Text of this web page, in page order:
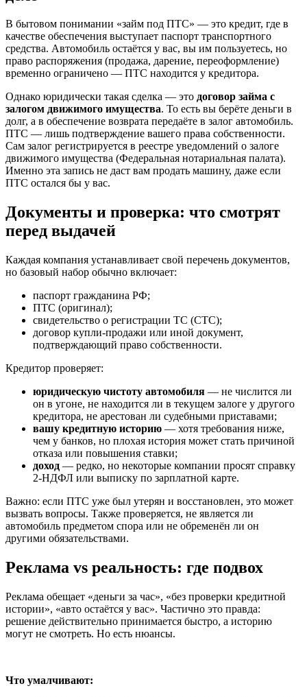
В бытовом понимании «займ под ПТС» — это кредит, где в
качестве обеспечения выступает паспорт транспортного
средства. Автомобиль остаётся у вас, вы им пользуетесь, но
право распоряжения (продажа, дарение, переоформление)
временно ограничено — ПТС находится у кредитора.
Однако юридически такая сделка — это договор займа с
залогом движимого имущества. То есть вы берёте деньги в
долг, а в обеспечение возврата передаёте в залог автомобиль.
ПТС — лишь подтверждение вашего права собственности.
Сам залог регистрируется в реестре уведомлений о залоге
движимого имущества (Федеральная нотариальная палата).
Именно эта запись не даст вам продать машину, даже если
ПТС остался бы у вас.
Документы и проверка: что смотрят
перед выдачей
Каждая компания устанавливает свой перечень документов,
но базовый набор обычно включает:
паспорт гражданина РФ;
ПТС (оригинал);
свидетельство о регистрации ТС (СТС);
договор купли-продажи или иной документ,
подтверждающий право собственности.
Кредитор проверяет:
юридическую чистоту автомобиля — не числится ли
он в угоне, не находится ли в текущем залоге у другого
кредитора, не арестован ли судебными приставами;
вашу кредитную историю — хотя требования ниже,
чем у банков, но плохая история может стать причиной
отказа или повышения ставки;
доход — редко, но некоторые компании просят справку
2-НДФЛ или выписку по зарплатной карте.
Важно: если ПТС уже был утерян и восстановлен, это может
вызвать вопросы. Также проверяется, не является ли
автомобиль предметом спора или не обременён ли он
другими обязательствами.
Реклама vs реальность: где подвох
Реклама обещает «деньги за час», «без проверки кредитной
истории», «авто остаётся у вас». Частично это правда:
решение действительно принимается быстро, а историю
могут не смотреть. Но есть нюансы.
Что умалчивают: